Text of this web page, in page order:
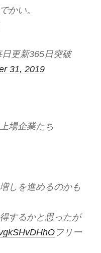
かい。
更新365日突破
31, 2019
場企業たち
しを進めるのかも
するかと思ったが
フリー